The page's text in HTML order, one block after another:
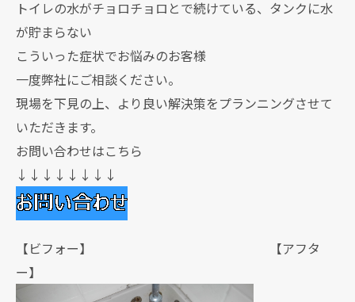
トイレの水がチョロチョロとで続けている、タンクに水
が貯まらない
こういった症状でお悩みのお客様
一度弊社にご相談ください。
現場を下見の上、より良い解決策をプランニングさせて
いただきます。
お問い合わせはこちら
↓↓↓↓↓↓↓↓
【ビフォー】 【アフタ
ー】